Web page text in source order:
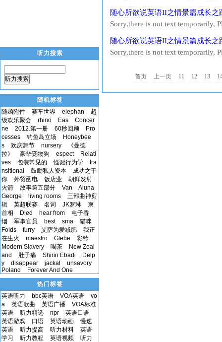
随心所欲说英语II之情景篇成长之
Sorry,there is not text
随心所欲说英语II之情景篇成长之
Sorry,there is not text
首页 上一页 11 12 13
听力搜索
听力搜索
随机标签
随函附件
赛车世界 elephan
超
级欢乐聚会
rhino Eas
Concer
ne
2012.第一册 60秒回顾
Pro
cesses
钓鱼岛立场
Honeybee
s
欢庆舞节 nursery
《曼德
拉》
豪华宠物狗 espect
Relati
ves
包装常见的 怪诞行为学
tra
nsitional
鼓励私人资本
成功之于
你
外贸函电 饭店业
朝鲜发射
火箭
故事第五部分 Van
Aluna
George
living rooms
三部曲神剪
辑
英超联赛 名词 JK罗琳
柬
首相
Died hear from
电子香
烟
军事官员 best sma
猫咪
Folds
furry 艾萨为爱减肥
我正
在生火
maestro Glebe
彩铃
Modern Slavery
喝茶
New Zeal
and
肚子痛 Shirin Ebadi
Delp
y
disappear jackal
unsavory
Poland
Forever And One
热门标签
英语听力
bbc英语 VOA英语
vo
a
英语歌曲 英语广播
VOA标准
英语
听力精选 npr
英语口语
英语游戏
口语 英语动画
慢速
英语
听力提高 听力材料
英语
学习
听力教程 英语视频
听力